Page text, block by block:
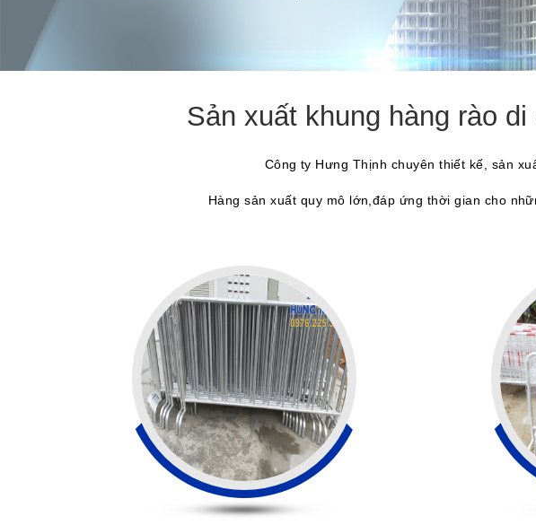
Sản xuất khung hàng rào
Công ty Hưng Thịnh chuyên thiết kế, sản
Hàng sản xuất quy mô lớn,đáp ứng thời gian cho